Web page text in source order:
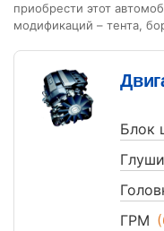
приобрести этот
модификаций – тента,
Блок
ГРМ